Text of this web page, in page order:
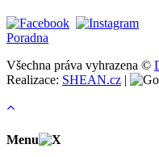
Poradna
Všechna práva vyhrazena ©
Realizace: SHEAN.cz |
Menu